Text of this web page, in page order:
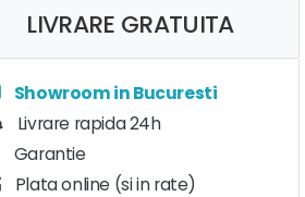
LIVRARE GRATUITA
Showroom in Bucuresti
Livrare rapida 24h
Garantie
Plata online (si in rate)